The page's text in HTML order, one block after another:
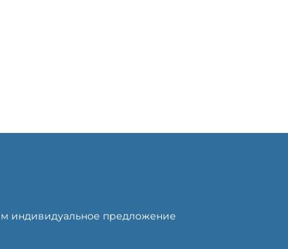
индивидуальное предложение